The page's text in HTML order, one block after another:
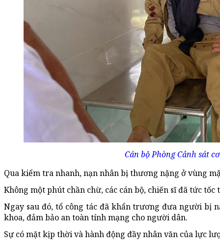
Cán bộ Phòng Cảnh sát
Qua kiểm tra nhanh, nạn nhân bị thương nặng ở vùng
Không một phút chần chừ, các cán bộ, chiến sĩ đã tức
Ngay sau đó, tổ công tác đã khẩn trương đưa người bị
khoa, đảm bảo an toàn tính mạng cho người dân.
Sự có mặt kịp thời và hành động đầy nhân văn của lực